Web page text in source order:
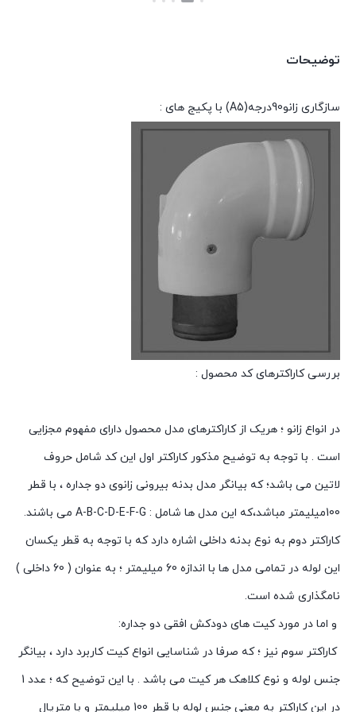
توضیحات
سازگاری زانو90درجه(A5) با پکیج های :
بررسی کاراکترهای کد محصول :
در انواع زانو ؛ هریک از کاراکترهای مدل محصول دارای مفهوم مجزایی
است . با توجه به توضیح مذکور کاراکتر اول این کد شامل حروف
لاتین می باشد؛ که بیانگر مدل بدنه بیرونی زانوی دو جداره ، با قطر
100میلیمتر مباشد،که این مدل ها شامل : A-B-C-D-E-F-G می باشند.
کاراکتر دوم به نوع بدنه داخلی اشاره دارد که با توجه به قطر یکسان
این لوله در تمامی مدل ها با اندازه 60 میلیمتر ؛ به عنوان ( 60 داخلی )
نامگذاری شده است.
و اما در مورد کیت های دودکش افقی دو جداره:
کاراکتر سوم نیز ؛ که صرفا در شناسایی انواع کیت کاربرد دارد ، بیانگر
جنس لوله و نوع کلاهک هر کیت می باشد . با این توضیح که ؛ عدد 1
در این کاراکتر به معنی جنس لوله با قطر 100 میلیمتر و با متریال